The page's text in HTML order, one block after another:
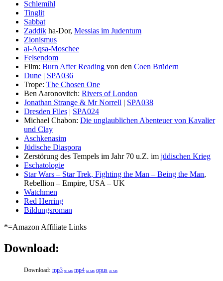
Schlemihl
Tinglit
Sabbat
Zaddik ha-Dor, Messias im Judentum
Zionismus
al-Aqsa-Moschee
Felsendom
Film: Burn After Reading von den Coen Brüdern
Dune | SPA036
Trope: The Chosen One
Ben Aaronovitch: Rivers of London
Jonathan Strange & Mr Norrell | SPA038
Dresden Files | SPA024
Michael Chabon: Die unglaublichen Abenteuer von Kavalier
und Clay
Aschkenasim
Jüdische Diaspora
Zerstörung des Tempels im Jahr 70 u.Z. im jüdischen Krieg
Eschatologie
Star Wars – Star Trek, Fighting the Man – Being the Man,
Rebellion – Empire, USA – UK
Watchmen
Red Herring
Bildungsroman
*=Amazon Affiliate Links
Download:
Download: mp3 90 MB mp4 64 MB opus 45 MB